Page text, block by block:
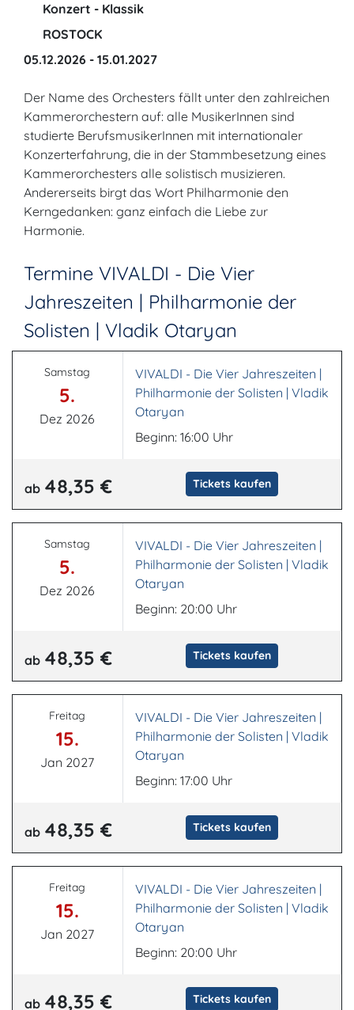
Konzert - Klassik
ROSTOCK
05.12.2026 - 15.01.2027
Der Name des Orchesters fällt unter den zahlreichen
Kammerorchestern auf: alle MusikerInnen sind
studierte BerufsmusikerInnen mit internationaler
Konzerterfahrung, die in der Stammbesetzung eines
Kammerorchesters alle solistisch musizieren.
Andererseits birgt das Wort Philharmonie den
Kerngedanken: ganz einfach die Liebe zur
Harmonie.
Termine VIVALDI - Die Vier
Jahreszeiten | Philharmonie der
Solisten | Vladik Otaryan
Samstag
5.
Dez 2026
VIVALDI - Die Vier Jahreszeiten |
Philharmonie der Solisten | Vladik
Otaryan
Beginn: 16:00 Uhr
ab 48,35 € Tickets kaufen
Samstag
5.
Dez 2026
VIVALDI - Die Vier Jahreszeiten |
Philharmonie der Solisten | Vladik
Otaryan
Beginn: 20:00 Uhr
ab 48,35 € Tickets kaufen
Freitag
15.
Jan 2027
VIVALDI - Die Vier Jahreszeiten |
Philharmonie der Solisten | Vladik
Otaryan
Beginn: 17:00 Uhr
ab 48,35 € Tickets kaufen
Freitag
15.
Jan 2027
VIVALDI - Die Vier Jahreszeiten |
Philharmonie der Solisten | Vladik
Otaryan
Beginn: 20:00 Uhr
ab 48,35 € Tickets kaufen